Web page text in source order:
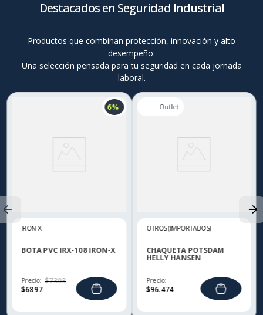
Destacados en Seguridad Industrial
Productos que combinan protección, innovación y alto
desempeño.
Una selección pensada para tu seguridad en cada jornada
laboral.
6 %
IRON-X
BOTA PVC IRX-108 IRON-X
Precio:
$6897
$7303
OTROS (IMPORTADOS)
CHAQUETA POTSDAM
HELLY HANSEN
Precio:
$96.474